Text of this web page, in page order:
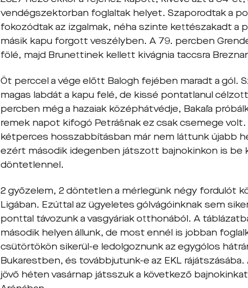
vendégszektorban foglaltak helyet. Szaporodtak a
fokozódtak az izgalmak, néha szinte kettészakadt a
másik kapu forgott veszélyben. A 79. percben
fölé, majd Brunettinek kellett kivágnia taccsra
Öt perccel a vége előtt Balogh fejében maradt a gól.
magas labdát a kapu felé, de kissé pontatlanul
percben még a hazaiak középhátvédje, Bakaľa
remek napot kifogó Petrášnak ez csak csemege
kétperces hosszabbításban már nem láttunk újabb
ezért második idegenben játszott bajnokinkon is be
döntetlennel.
2 győzelem, 2 döntetlen a mérlegünk négy fordulót
Ligában. Ezúttal az ügyeletes gólvágóinknak sem
ponttal távozunk a vasgyáriak otthonából. A
második helyen állunk, de most ennél is jobban
csütörtökön sikerül-e ledolgoznunk az egygólos
Bukarestben, és továbbjutunk-e az EKL rájátszásába.
jövő héten vasárnap játsszuk a következő bajnokinkat